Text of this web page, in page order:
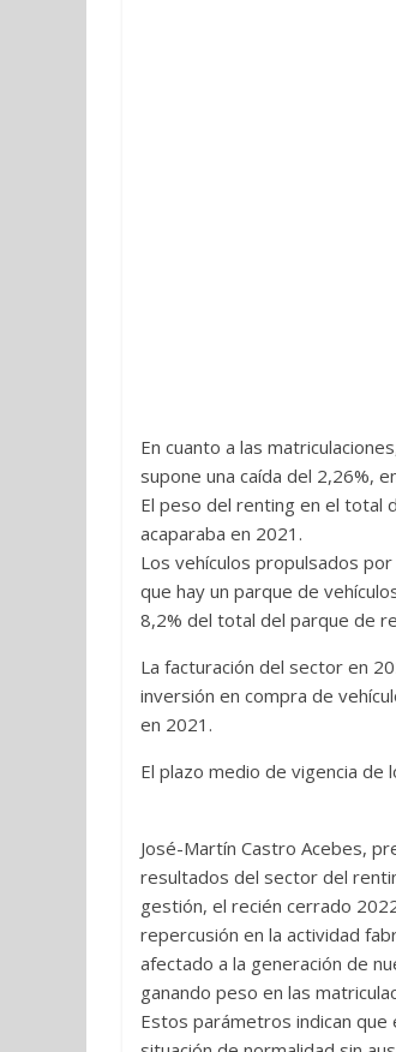
En cuanto a las
supone una caída del 2,26%,
El peso del renting en el total
acaparaba en 2021.
Los vehículos propulsados
que hay un parque de
8,2% del total del parque de
La facturación del sector en
inversión en compra de
en 2021.
El plazo medio de vigencia
José-Martín Castro Acebes,
resultados del sector del
gestión, el recién cerrado
repercusión en la actividad
afectado a la generación de
ganando peso en las
Estos parámetros indican que